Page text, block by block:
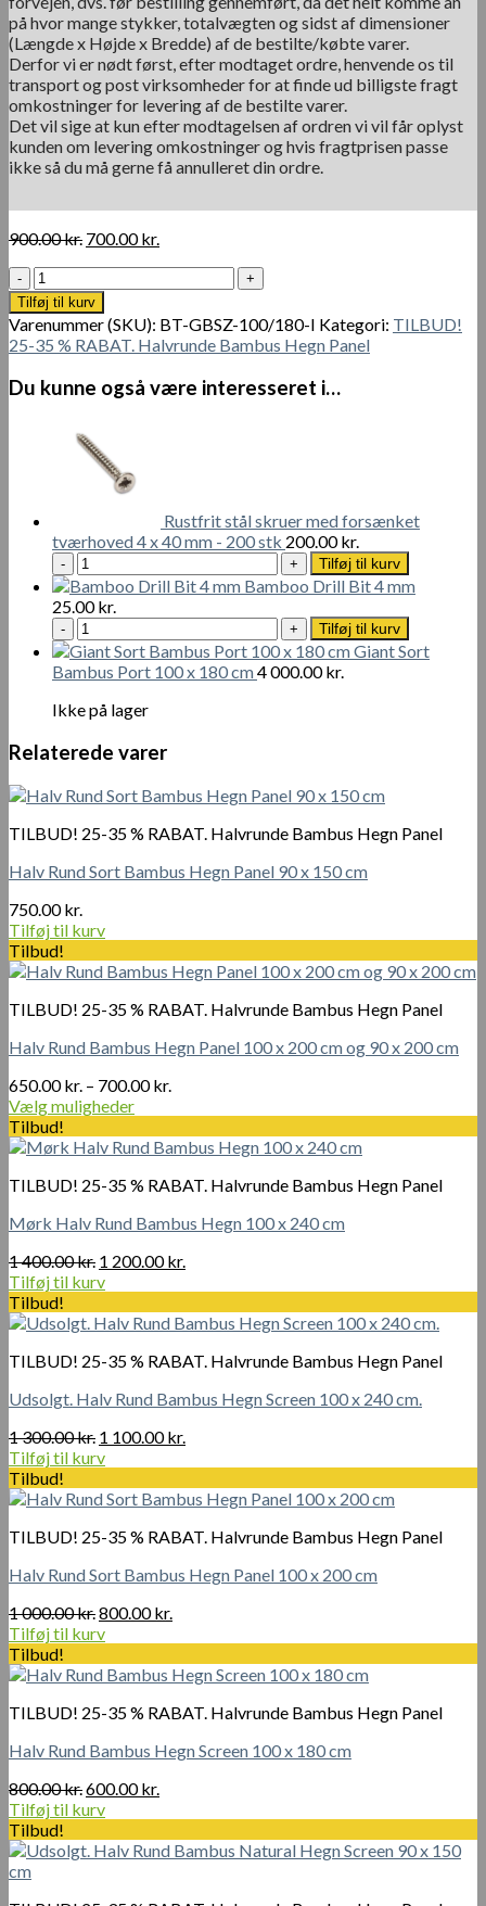
på hvor mange stykker, totalvægten og sidst af dimensioner
(Længde x Højde x Bredde) af de bestilte/købte varer.
Derfor vi er nødt først, efter modtaget ordre, henvende os til
transport og post virksomheder for at finde ud billigste fragt
omkostninger for levering af de bestilte varer.
Det vil sige at kun efter modtagelsen af ordren vi vil får oplyst
kunden om levering omkostninger og hvis fragtprisen passe
ikke så du må gerne få annulleret din ordre.
900.00kr. Den
var:
900.00 kr..
700.00kr.
700.00 kr..
Udsolgt.
Halv
Rund
Mørkt
Bambus
Hegn
Panel
Tilføj til kurv
Varenummer (SKU): BT-GBSZ-100/180-I Kategori: TILBUD!
25-35 % RABAT. Halvrunde Bambus Hegn Panel
Du kunne også være interesseret i…
Rustfrit stål skruer med forsænket
tværhoved 4 x 40 mm - 200 stk 200.00kr.
Rustfrit
stål
skruer
med
forsænket
tværhoved
4
x
40
mm
200
stk
antal
Tilføj til kurv
Bamboo Drill Bit 4 mm
25.00kr.
Bamboo
Drill
Bit
mm
Tilføj til kurv
Giant Sort
Bambus Port 100 x 180 cm4 000.00kr.
Ikke på lager
Relaterede varer
TILBUD! 25-35 % RABAT. Halvrunde Bambus Hegn Panel
Halv Rund Sort Bambus Hegn Panel 90 x 150 cm
750.00kr.
Tilføj til kurv
Tilbud!
TILBUD! 25-35 % RABAT. Halvrunde Bambus Hegn Panel
Halv Rund Bambus Hegn Panel 100 x 200 cm og 90 x 200 cm
650.00kr. – 700.00kr.
700.00 kr.
Vælg muligheder
Dette
vare
flere
Mulighederne
vælges
på
varesiden
Tilbud!
TILBUD! 25-35 % RABAT. Halvrunde Bambus Hegn Panel
Mørk Halv Rund Bambus Hegn 100 x 240 cm
1 400.00kr. Den
oprindelige
var:
400.00 kr..
1 200.00kr.
er:
200.00 kr..
Tilføj til kurv
Tilbud!
TILBUD! 25-35 % RABAT. Halvrunde Bambus Hegn Panel
Udsolgt. Halv Rund Bambus Hegn Screen 100 x 240 cm.
1 300.00kr. Den
oprindelige
var:
300.00 kr..
1 100.00kr.
er:
100.00 kr..
Tilføj til kurv
Tilbud!
TILBUD! 25-35 % RABAT. Halvrunde Bambus Hegn Panel
Halv Rund Sort Bambus Hegn Panel 100 x 200 cm
1 000.00kr.Den
oprindelige
var:
000.00 kr..
800.00kr.
er:
Tilføj til kurv
Tilbud!
TILBUD! 25-35 % RABAT. Halvrunde Bambus Hegn Panel
Halv Rund Bambus Hegn Screen 100 x 180 cm
800.00kr.Den
oprindelige
var:
600.00kr.
er:
Tilføj til kurv
Tilbud!